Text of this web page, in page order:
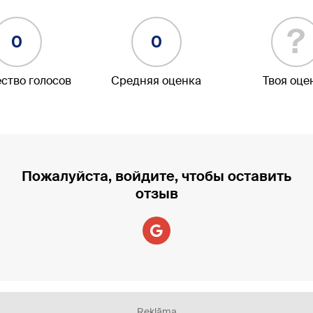
0
голосов
0
Средняя оценка
?
Твоя
Пожалуйста, войдите, чтобы оставить
отзыв